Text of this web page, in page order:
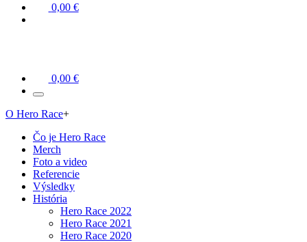
0,00 €
0,00 €
O Hero Race+
Čo je Hero Race
Merch
Foto a video
Referencie
Výsledky
História
Hero Race 2022
Hero Race 2021
Hero Race 2020